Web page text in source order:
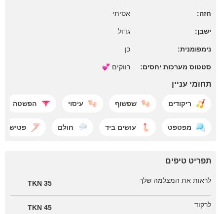
חזה: אסיתי
ישבן: גדול
נימפומנית: כן
סטטוס מערכות יחסים: רווקים
תחומי עניין
ריקודים שפשוף עיסוי הפשטה
מפטפט עושים ביד חולם פטיש
תפריט טיפים
לראות את המצלמה שלך 35 TKN
לרקוד 45 TKN